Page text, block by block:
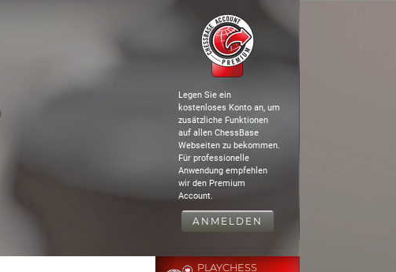
Legen Sie ein
kostenloses Konto an, um
zusätzliche Funktionen
auf allen ChessBase
Webseiten zu bekommen.
Für professionelle
Anwendung empfehlen
wir den Premium
Account.
ANMELDEN
PLAYCHESS